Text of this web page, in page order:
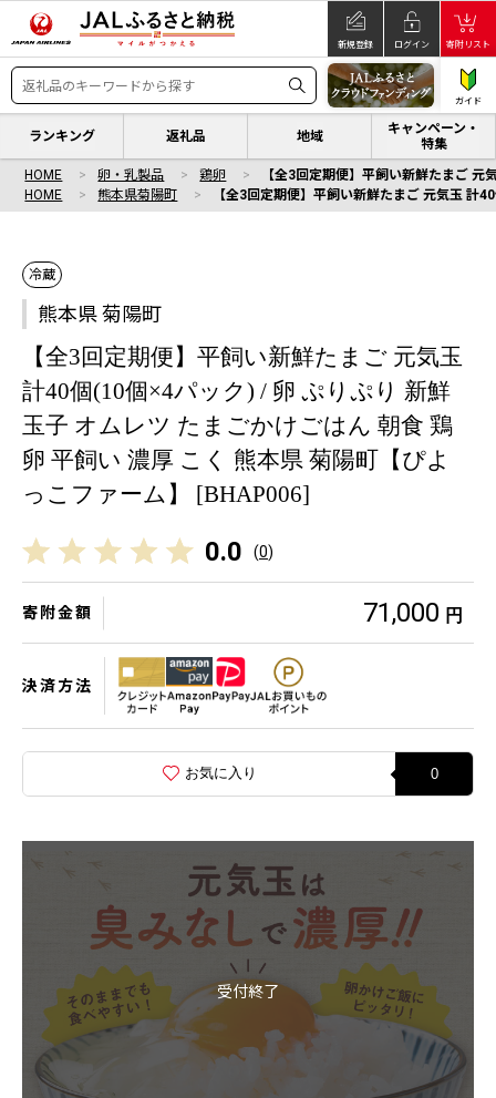
新規登録 ログイン 寄附リスト
ガイド
ランキング 返礼品 地域
キャンペーン・
特集
HOME 卵・乳製品 鶏卵
【全3回定期便】平飼い新鮮たまご
HOME
熊本県菊陽町 【全3回定期便】平飼い新鮮たまご 元気玉 計
冷蔵
熊本県 菊陽町
【全3回定期便】平飼い新鮮たまご 元気玉
計40個(10個×4パック) / 卵 ぷりぷり 新鮮
玉子 オムレツ たまごかけごはん 朝食 鶏
卵 平飼い 濃厚 こく 熊本県 菊陽町【ぴよ
っこファーム】 [BHAP006]
0.0 (0)
寄附金額 71,000 円
決済方法
お気に入り 0
受付終了